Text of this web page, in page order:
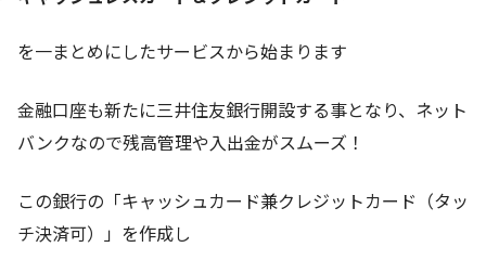
を一まとめにしたサービスから始まります
金融口座も新たに三井住友銀行開設する事となり、ネット
バンクなので残高管理や入出金がスムーズ！
この銀行の「キャッシュカード兼クレジットカード（タッ
チ決済可）」を作成し